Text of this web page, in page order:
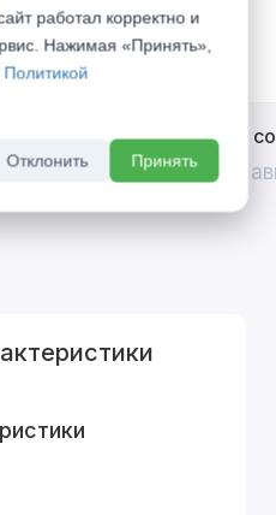
двери при
Divilux
До 31
работал корректно и
Нажимая «Принять»,
Политикой
Отклонить Принять